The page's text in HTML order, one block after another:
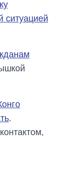
ситуацией
.